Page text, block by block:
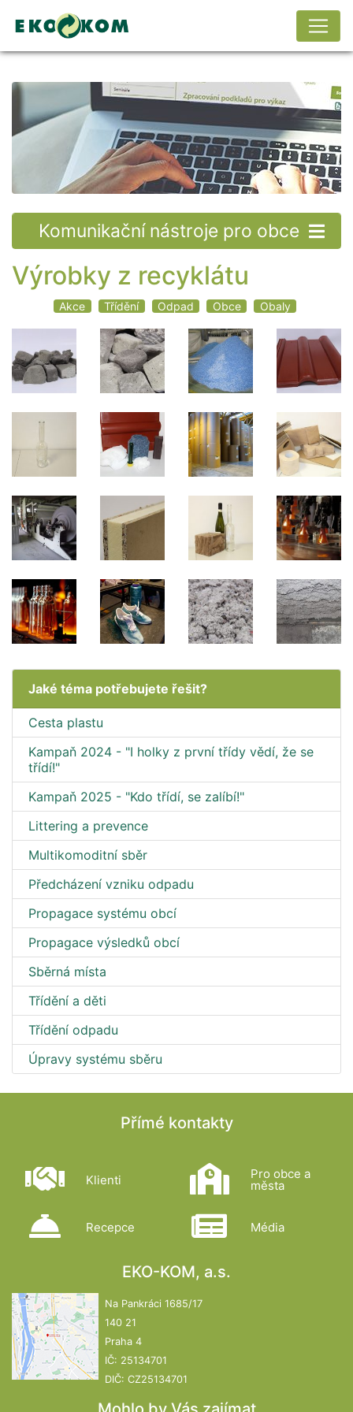
Komunikační nástroje pro obce
Výrobky z recyklátu
Akce Třídění Odpad Obce Obaly
Jaké téma potřebujete řešit?
Cesta plastu
Kampaň 2024 - "I holky z první třídy vědí, že se
třídí!"
Kampaň 2025 - "Kdo třídí, se zalíbí!"
Littering a prevence
Multikomoditní sběr
Předcházení vzniku odpadu
Propagace systému obcí
Propagace výsledků obcí
Sběrná místa
Třídění a děti
Třídění odpadu
Úpravy systému sběru
Přímé kontakty
Klienti Pro obce a
města
Recepce Média
EKO-KOM, a.s.
Na Pankráci 1685/17
140 21
Praha 4
IČ: 25134701
DIČ: CZ25134701